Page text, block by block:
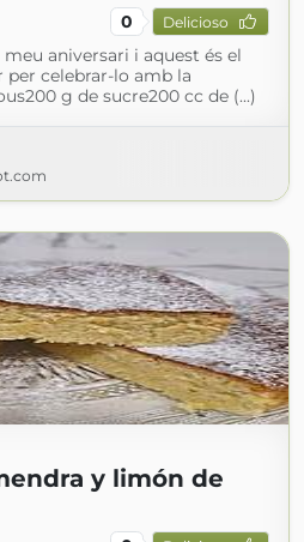
0 Delicioso
meu aniversari i aquest és el
per celebrar-lo amb la
g de sucre200 cc de (...)
y limón de